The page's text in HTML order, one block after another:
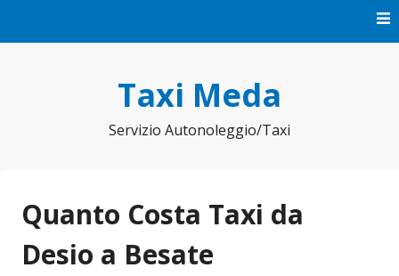
Taxi Meda
Servizio Autonoleggio/Taxi
Quanto Costa Taxi da
Desio a Besate